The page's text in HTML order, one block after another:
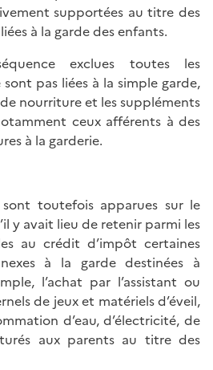
supportées au titre des
à la garde des enfants.
exclues toutes les
pas liées à la simple garde,
nourriture et les suppléments
ceux afférents à des
à la garderie.
toutefois apparues sur le
y avait lieu de retenir parmi les
au crédit d’impôt certaines
à la garde destinées à
l’achat par l’assistant ou
de jeux et matériels d’éveil,
d’eau, d’électricité, de
aux parents au titre des